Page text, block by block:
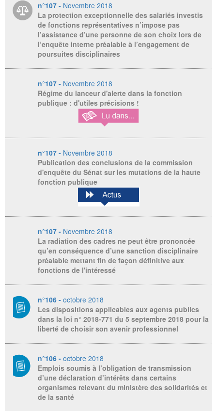
n°107 - Novembre 2018
La protection exceptionnelle des salariés investis
de fonctions représentatives n’impose pas
l’assistance d’une personne de son choix lors de
l’enquête interne préalable à l’engagement de
poursuites disciplinaires
n°107 - Novembre 2018
Régime du lanceur d'alerte dans la fonction
publique : d'utiles précisions !
n°107 - Novembre 2018
Publication des conclusions de la commission
d'enquête du Sénat sur les mutations de la haute
fonction publique
n°107 - Novembre 2018
La radiation des cadres ne peut être prononcée
qu’en conséquence d’une sanction disciplinaire
préalable mettant fin de façon définitive aux
fonctions de l'intéressé
n°106 - octobre 2018
Les dispositions applicables aux agents publics
dans la loi n° 2018-771 du 5 septembre 2018 pour la
liberté de choisir son avenir professionnel
n°106 - octobre 2018
Emplois soumis à l’obligation de transmission
d’une déclaration d’intérêts dans certains
organismes relevant du ministère des solidarités et
de la santé